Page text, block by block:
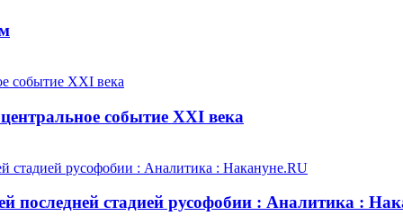
событие XXI века
стадией русофобии : Аналитика :